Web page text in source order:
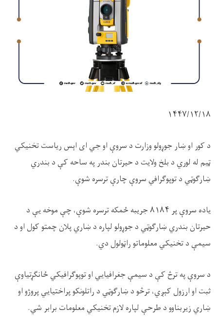
۱۴۴۷/۱۲/۱۸
د کور او ښار جوړولو وزارت د سروې او جي ‌ای‌ اېس ریاست تخنیکي
ټیم له لوري د بلخ ولایت د حیرتان بندر په ساحه کې د بندري
ښارګوټي د توپوګرافي سروې چارې ترسره شوې.
یاده سروې پر۸۱۸۴جریبه ځمکه ترسره شوې، چې موخه یې د
حیرتان بندري ښارګوټي د جوړولو لپاره د ښاري پلان چمتو کول او د
سیمې د تخنیکي معلوماتو راټولول دي.
د سروې په ترڅ کې د سیمې جغرافیایي او توپوګرافیکي ځانګړتیاوې
ثبت او ارزول کېږي، ترڅو د ښارګوټي د راتلونکو پراختیایي پروژو او
ښاري زیربناوو د طرحې لپاره لازم تخنیکي معلومات برابر شي.